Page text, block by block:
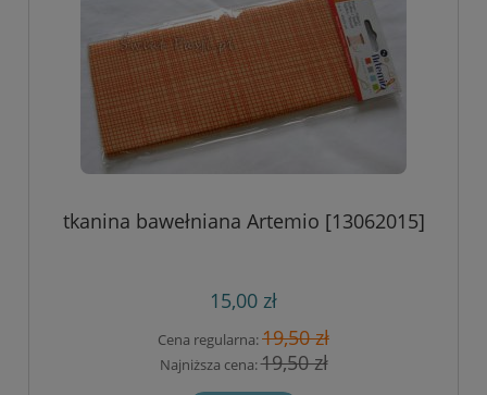
tkanina bawełniana Artemio [13062015]
15,00 zł
Cena regularna:19,50 zł
Najniższa cena:19,50 zł